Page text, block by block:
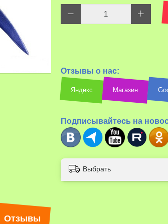
Отзывы о нас:
Яндекс Магазин
Подписывайтесь на
Выбрать
Отзывы